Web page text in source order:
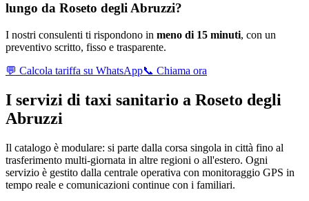
lungo da Roseto degli Abruzzi?
I nostri consulenti ti rispondono in meno di 15 minuti, con un
preventivo scritto, fisso e trasparente.
💬 Calcola tariffa su WhatsApp📞 Chiama ora
I servizi di taxi sanitario a Roseto degli
Abruzzi
Il catalogo è modulare: si parte dalla corsa singola in città fino al
trasferimento multi-giornata in altre regioni o all'estero. Ogni
servizio è gestito dalla centrale operativa con monitoraggio GPS in
tempo reale e comunicazioni continue con i familiari.